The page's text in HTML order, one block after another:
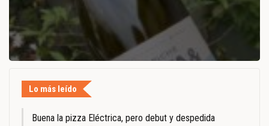
Lo más leído
Buena la pizza Eléctrica, pero debut y despedida